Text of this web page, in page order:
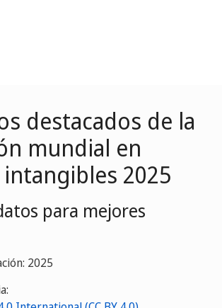
destacados de la
mundial en
2025
para mejores
2025